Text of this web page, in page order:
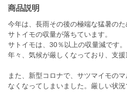
商品説明
今年は、長雨その後の極端な猛暑のた
サトイモの収量が落ちています。
サトイモは、30％以上の収量減です。
年々、気候が厳しくなっており、支援
また、新型コロナで、サツマイモの
なくなってしまいました。厳しい状況